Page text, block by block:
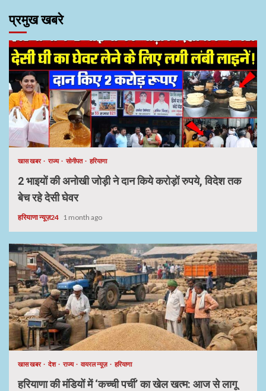
प्रमुख खबरे
खास खबर राज्य सोनीपत हरियाणा
2 भाइयों की अनोखी जोड़ी ने दान किये करोड़ों रुपये, विदेश तक
बेच रहे देसी घेवर
हरियाणा न्यूज़24 1 month ago
खास खबर देश राज्य वायरल न्यूज़ हरियाणा
हरियाणा की मंडियों में ‘कच्ची पर्ची’ का खेल खत्म: आज से लागू